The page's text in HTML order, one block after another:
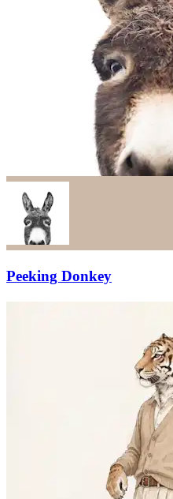
Peeking Donkey